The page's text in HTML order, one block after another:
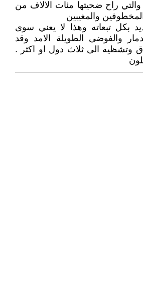
هذا والتي راح ضحيتها مئات الالاف من
والمغيبين
بكل تبعاته وهذا لا يعني سوى
والفوضى الطويلة الامد وقد
وتشظيه الى ثلاث دول او اكثر .